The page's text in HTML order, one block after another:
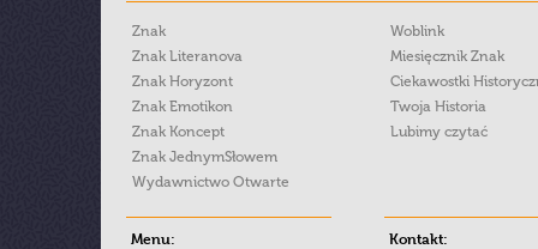
Znak
Znak Literanova
Znak Horyzont
Znak Emotikon
Znak Koncept
Znak JednymSłowem
Wydawnictwo Otwarte
Woblink
Miesięcznik Znak
Ciekawostki
Twoja Historia
Lubimy czytać
Menu: Kontakt: